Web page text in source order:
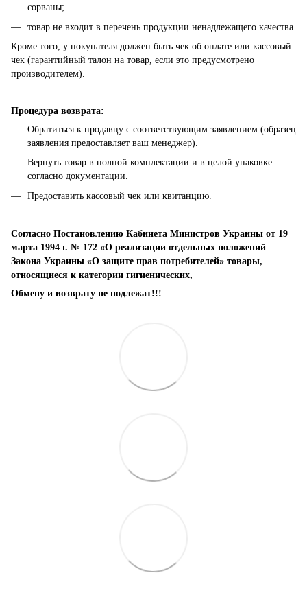
сорваны;
товар не входит в перечень продукции ненадлежащего качества.
Кроме того, у покупателя должен быть чек об оплате или кассовый
чек (гарантийный талон на товар, если это предусмотрено
производителем).
Процедура возврата:
Обратиться к продавцу с соответствующим заявлением (образец
заявления предоставляет ваш менеджер).
Вернуть товар в полной комплектации и в целой упаковке
согласно документации.
Предоставить кассовый чек или квитанцию.
Согласно Постановлению Кабинета Министров Украины от 19
марта 1994 г. № 172 «О реализации отдельных положений
Закона Украины «О защите прав потребителей» товары,
относящиеся к категории гигиенических,
Обмену и возврату не подлежат!!!